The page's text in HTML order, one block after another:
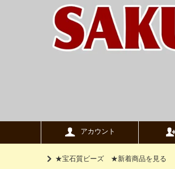
アカウント
★宝石質ビーズ ★新着商品を見る